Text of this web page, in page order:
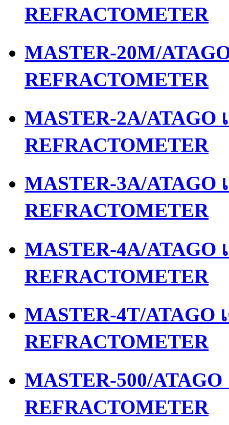
REFRACTOMETER
MASTER-20M/
REFRACTOMETER
MASTER-2A/ATAGO
REFRACTOMETER
MASTER-3A/ATAGO
REFRACTOMETER
MASTER-4A/ATAGO
REFRACTOMETER
MASTER-4T/ATAGO
REFRACTOMETER
MASTER-500/
REFRACTOMETER